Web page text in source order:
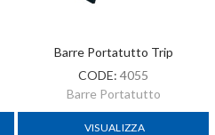
Barre Portatutto Trip
CODE: 4055
Barre Portatutto
VISUALIZZA